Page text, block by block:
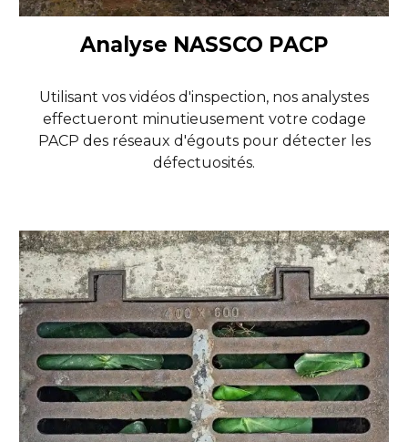
Analyse NASSCO PACP
Utilisant vos vidéos d'inspection, nos analystes
effectueront minutieusement votre codage
PACP des réseaux d'égouts pour détecter les
défectuosités.